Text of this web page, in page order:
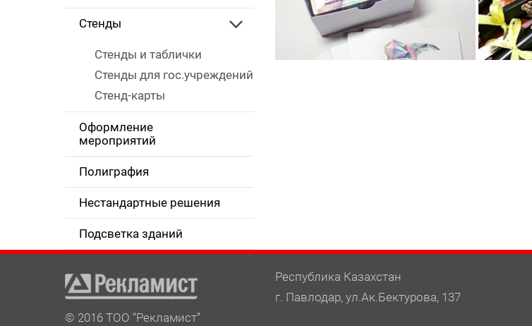
Стенды
Стенды и таблички
Стенды для гос.учреждений
Стенд-карты
Оформление
мероприятий
Полиграфия
Нестандартные решения
Подсветка зданий
Республика Казахстан
г. Павлодар, ул.Ак.Бектурова, 137
© 2016 ТОО “Рекламист”